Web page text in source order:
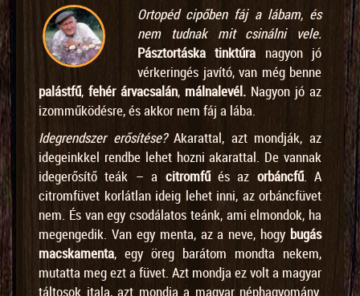
Ortopéd cipőben fáj a lábam, és
nem tudnak mit csinálni vele.
Pásztortáska tinktúra nagyon jó
vérkeringés javító, van még benne
palástfű, fehér árvacsalán, málnalevél. Nagyon jó az
izomműködésre, és akkor nem fáj a lába.
Idegrendszer erősítése?Akarattal, azt mondják, az
idegeinkkel rendbe lehet hozni akarattal. De vannak
idegerősítő teák – a citromfű és az orbáncfű. A
citromfüvet korlátlan ideig lehet inni, az orbáncfüvet
nem. És van egy csodálatos teánk, ami elmondok, ha
megengedik. Van egy menta, az a neve, hogy bugás
macskamenta, egy öreg barátom mondta nekem,
mutatta meg ezt a füvet. Azt mondja ez volt a magyar
táltosok itala, azt mondja a magyar néphagyomány.